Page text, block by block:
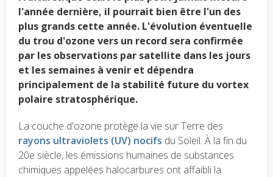
l'année dernière, il pourrait bien être l'un des
plus grands cette année. L'évolution éventuelle
du trou d'ozone vers un record sera confirmée
par les observations par satellite dans les jours
et les semaines à venir et dépendra
principalement de la stabilité future du vortex
polaire stratosphérique.
La couche d'ozone protège la vie sur Terre des
rayons ultraviolets (UV) nocifs du Soleil. À la fin du
20e siècle, les émissions humaines de substances
chimiques appelées halocarbures ont affaibli la